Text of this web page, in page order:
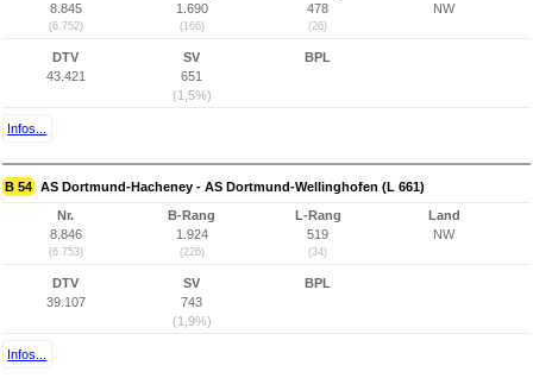
8.845
(6.752)
1.690
(166)
478
(26)
NW
DTV
43.421
SV
651
(1,5%)
BPL
Infos...
B 54 AS Dortmund-Hacheney - AS Dortmund-Wellinghofen (L 661)
Nr.
8.846
(6.753)
B-Rang
1.924
(226)
L-Rang
519
(34)
Land
NW
DTV
39.107
SV
743
(1,9%)
BPL
Infos...